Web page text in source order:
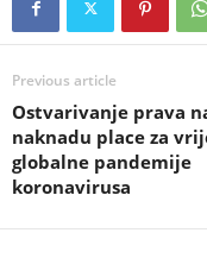
Previous article
Ostvarivanje prava
naknadu place za
globalne pandemije
koronavirusa